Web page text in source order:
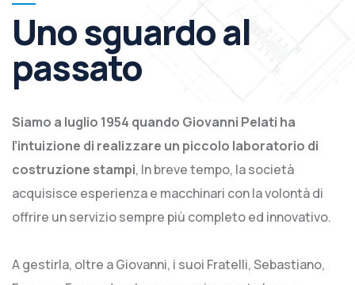
Uno sguardo al
passato
Siamo a luglio 1954 quando Giovanni Pelati ha
l’intuizione di realizzare un piccolo laboratorio di
costruzione stampi, In breve tempo, la società
acquisisce esperienza e macchinari con la volontà di
offrire un servizio sempre più completo ed innovativo.
A gestirla, oltre a Giovanni, i suoi Fratelli, Sebastiano,